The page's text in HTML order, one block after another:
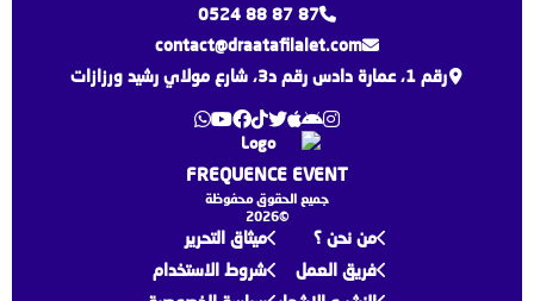
0524 88 87 87
contact@draatafilalet.com
رقم 1، عمارة دادس رقم د3، شارع مولاي رشيد ورزازات
FREQUENCE EVENT
جميع الحقوق محفوظة
©2026
من نحن ؟
فريق العمل
ميثاق التحرير
شروط الاستخدام